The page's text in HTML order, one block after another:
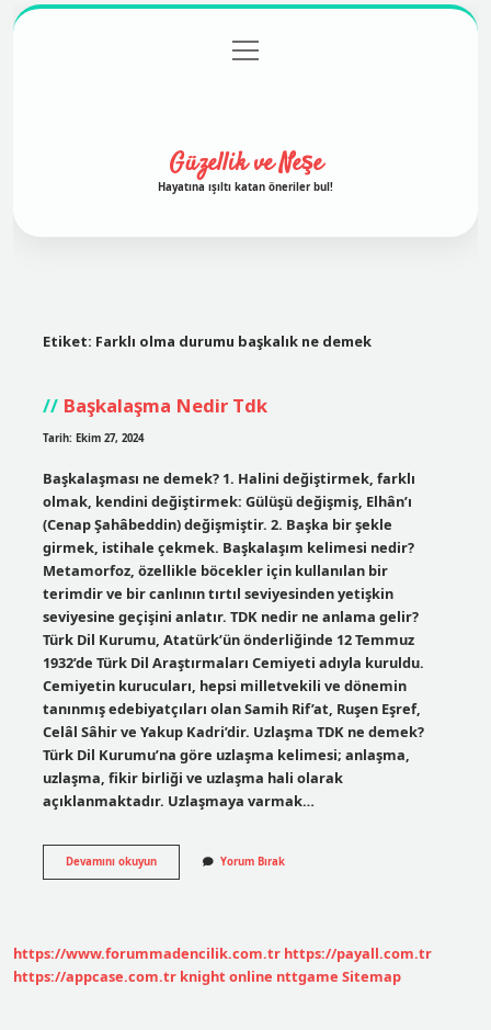
Gizlilik Politikası
menüyü
aç
Güzellik ve Neşe
Hayatına ışıltı katan öneriler bul!
Etiket: Farklı olma durumu başkalık ne demek
Başkalaşma Nedir Tdk
Tarih: Ekim 27, 2024
Başkalaşması ne demek? 1. Halini değiştirmek, farklı
olmak, kendini değiştirmek: Gülüşü değişmiş, Elhân’ı
(Cenap Şahâbeddin) değişmiştir. 2. Başka bir şekle
girmek, istihale çekmek. Başkalaşım kelimesi nedir?
Metamorfoz, özellikle böcekler için kullanılan bir
terimdir ve bir canlının tırtıl seviyesinden yetişkin
seviyesine geçişini anlatır. TDK nedir ne anlama gelir?
Türk Dil Kurumu, Atatürk’ün önderliğinde 12 Temmuz
1932’de Türk Dil Araştırmaları Cemiyeti adıyla kuruldu.
Cemiyetin kurucuları, hepsi milletvekili ve dönemin
tanınmış edebiyatçıları olan Samih Rif’at, Ruşen Eşref,
Celâl Sâhir ve Yakup Kadri’dir. Uzlaşma TDK ne demek?
Türk Dil Kurumu’na göre uzlaşma kelimesi; anlaşma,
uzlaşma, fikir birliği ve uzlaşma hali olarak
açıklanmaktadır. Uzlaşmaya varmak…
Devamını okuyunBaşkalaşma
Nedir
Yorum Bırak
https://www.forummadencilik.com.tr https://payall.com.tr
https://appcase.com.tr knight online nttgame Sitemap